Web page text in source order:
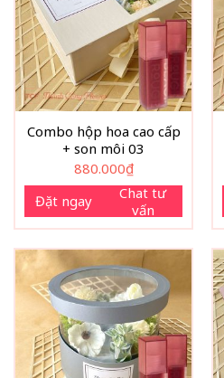
Combo hộp hoa cao cấp
+ son môi 03
880.000₫
Đặt ngay
Chat tư
vấn